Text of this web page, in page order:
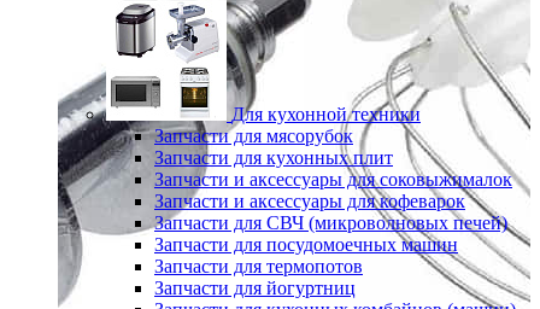
Для кухонной техники
Запчасти для мясорубок
Запчасти для кухонных плит
Запчасти и аксессуары для соковыжималок
Запчасти и аксессуары для кофеварок
Запчасти для СВЧ (микроволновых печей)
Запчасти для посудомоечных машин
Запчасти для термопотов
Запчасти для йогуртниц